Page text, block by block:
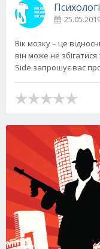
Вік мозку – це
він може не
Side запрошує вас